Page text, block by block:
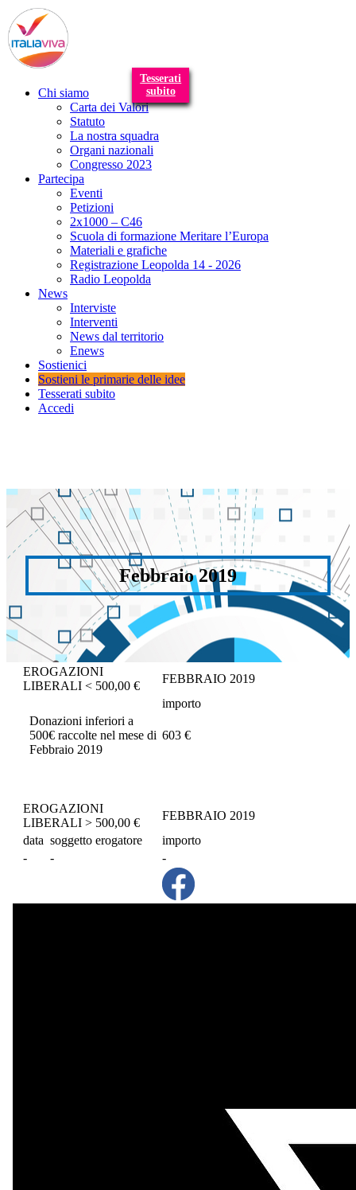
Tesserati
subito
Chi siamo
Carta dei Valori
Statuto
La nostra squadra
Organi nazionali
Congresso 2023
Partecipa
Eventi
Petizioni
2x1000 – C46
Scuola di formazione Meritare l’Europa
Materiali e grafiche
Registrazione Leopolda 14 - 2026
Radio Leopolda
News
Interviste
Interventi
News dal territorio
Enews
Sostienici
Sostieni le primarie delle idee
Tesserati subito
Accedi
Febbraio 2019
EROGAZIONI
LIBERALI < 500,00 €
FEBBRAIO 2019
importo
Donazioni inferiori a
500€ raccolte nel mese di
Febbraio 2019
603 €
EROGAZIONI
LIBERALI > 500,00 €
FEBBRAIO 2019
data soggetto erogatore
importo
-
- -